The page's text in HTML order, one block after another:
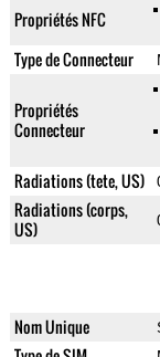
Propriétés NFC
Type de Connecteur
Propriétés
Connecteur
Radiations (tete, US)
Radiations (corps,
US)
Nom Unique